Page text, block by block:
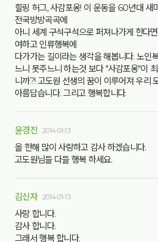
힐링 허그, 사감포옹! 이 운동을 60년대 새
전국방방곡곡에
아니 세계 구석구석으로 퍼져나가게 한다
여하고 인류행복에
다가가는 길이라는 생각을 해봅니다. 노인
느니 못주느니 하는것 보다 "사감포옹"이
니까?! 고도원 선생의 꿈이 이루어져 우리
아름답습니다. 그리고 행복합니다.
윤경진 2014-01-13
올 한해 많이 사랑하고 감사 하겠습니다.
고도원님들 다들 행복 하세요.
김신자 2014-01-13
사랑 합니다.
감사 합니다.
그래서 행복 합니다.